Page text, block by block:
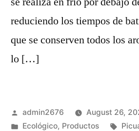
reduciendo los tiempos de
que se conserven todos los
lo […]
Posted
by
admin2676
August 26,
Posted
Ecológico, Productos